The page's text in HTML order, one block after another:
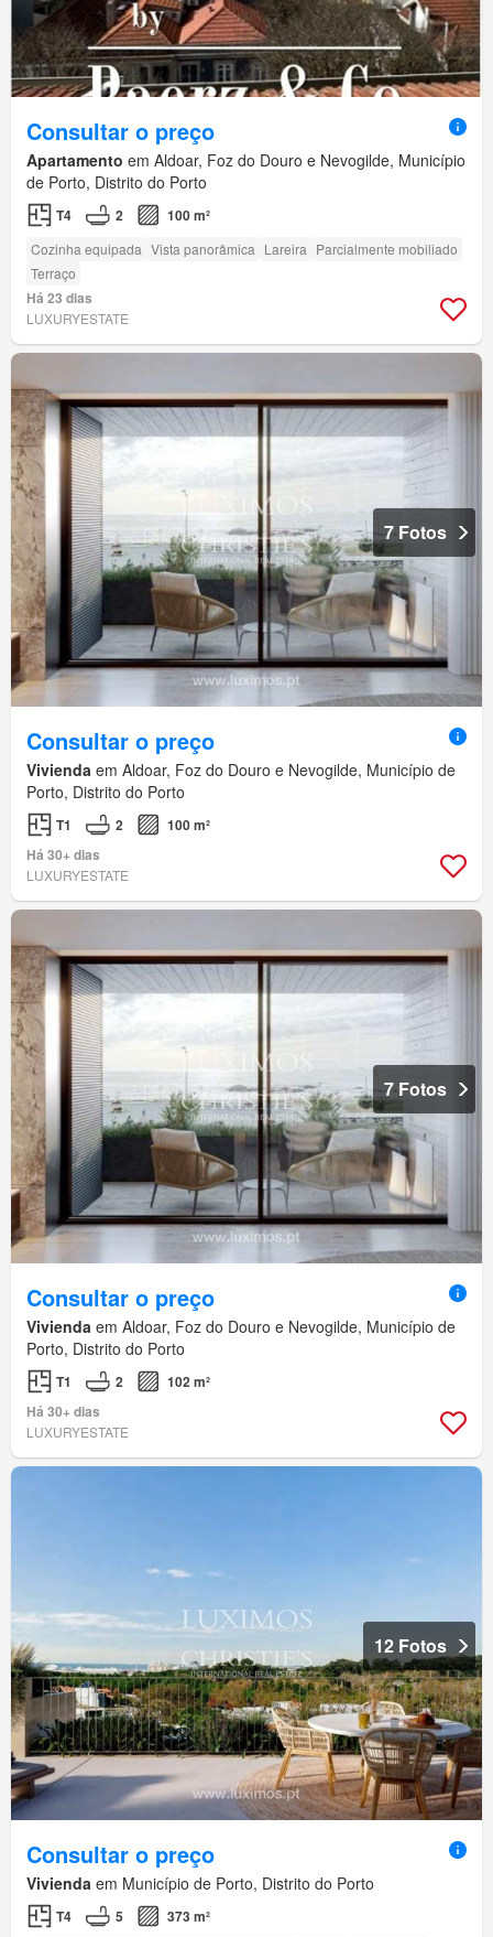
Consultar o preço
Apartamento em Aldoar, Foz do Douro e Nevogilde, Município
de Porto, Distrito do Porto
T4 2 100 m²
Cozinha equipada Vista panorâmica Lareira Parcialmente mobiliado
Terraço
Há 23 dias
LUXURYESTATE
7 Fotos
Consultar o preço
Vivienda em Aldoar, Foz do Douro e Nevogilde, Município de
Porto, Distrito do Porto
T1 2
100 m²
Há 30+ dias
LUXURYESTATE
7 Fotos
Consultar o preço
Vivienda em Aldoar, Foz do Douro e Nevogilde, Município de
Porto, Distrito do Porto
T1 2
102 m²
Há 30+ dias
LUXURYESTATE
12 Fotos
Consultar o preço
Vivienda em Município de Porto, Distrito do Porto
T4 5 373 m²